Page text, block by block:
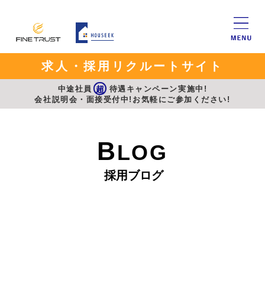
求人・採用リクルートサイト
中途社員 超 待遇キャンペーン実施中!
会社説明会・面接受付中!お気軽にご参加ください!
BLOG
採用ブログ